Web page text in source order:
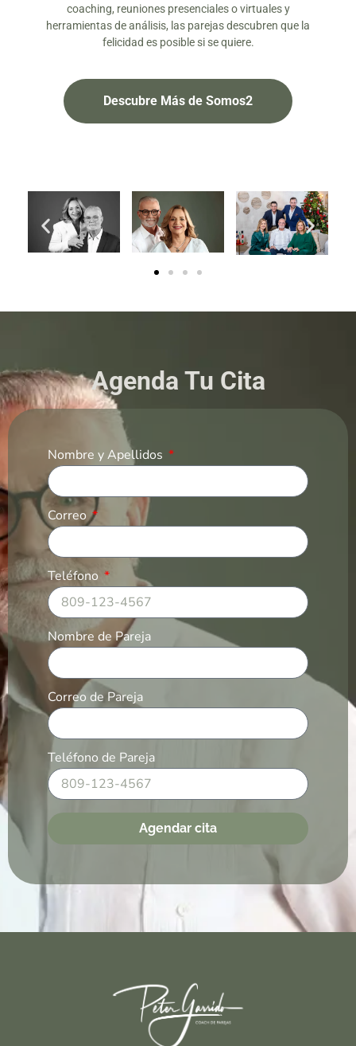
coaching, reuniones presenciales o virtuales y
herramientas de análisis, las parejas descubren que la
felicidad es posible si se quiere.
Descubre Más de Somos2
Agenda Tu Cita
Nombre y Apellidos
Correo
Teléfono
Nombre de Pareja
Correo de Pareja
Teléfono de Pareja
Agendar cita